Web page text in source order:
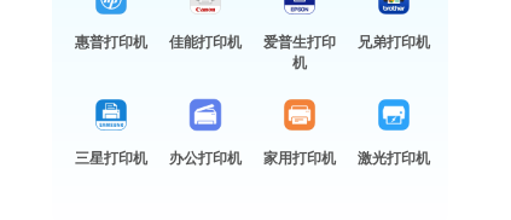
惠普打印机 佳能打印机
爱普生打印
机
兄弟打印机
三星打印机 办公打印机 家用打印机 激光打印机